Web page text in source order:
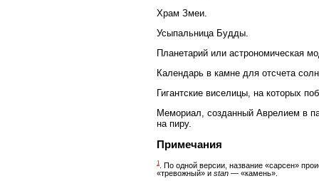
Храм Змеи.
Усыпальница Будды.
Планетарий или астрономическая
Календарь в камне для отсчета
Гигантские виселицы, на которых
Мемориал, созданный Аврелием в
на пиру.
Примечания
1
. По одной версии, название «сарсен»
«тревожный» и stan — «камень».